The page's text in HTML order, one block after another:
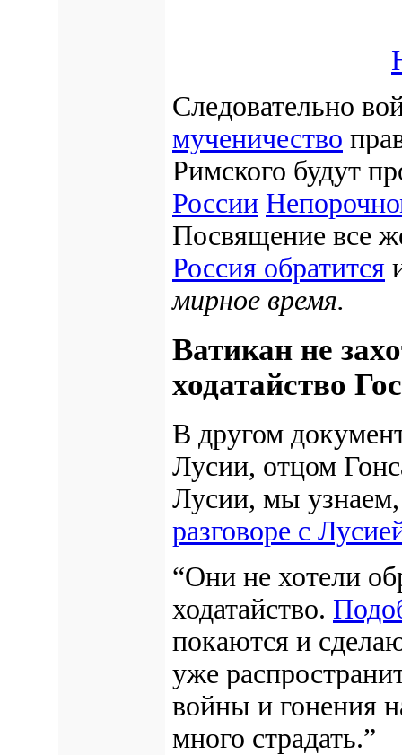
Следовательно
мученичество
Римского будут
России
Посвящение все
Россия обратится
мирное время.
Ватикан не
ходатайство
В другом
Лусии, отцом
Лусии, мы
разговоре с
“Они не хотели
ходатайство.
покаются и
уже
войны и гонения
много страдать.”